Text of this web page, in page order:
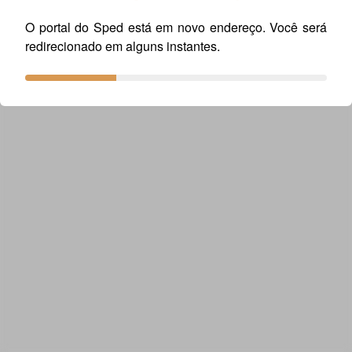
O portal do Sped está em novo endereço. Você será
redirecionado em alguns instantes.